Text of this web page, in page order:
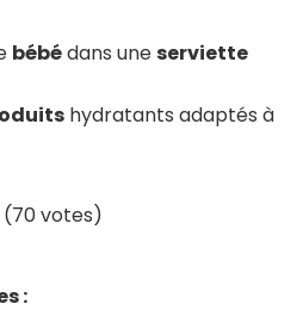
bébédans uneserviette
hydratants adaptés à
votes)
: